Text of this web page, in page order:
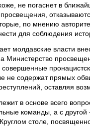
не погаснет в
по мнению
для соблюдения
молдавские власти
Министерство
совершенные
не содержат прямых
оставляя
в основе всего
команды, а с
столе,